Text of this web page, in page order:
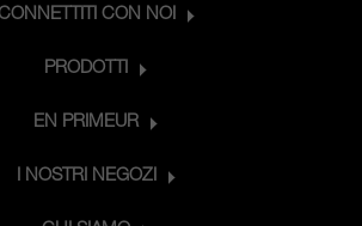
CON NOI
PRODOTTI
EN PRIMEUR
I NOSTRI NEGOZI